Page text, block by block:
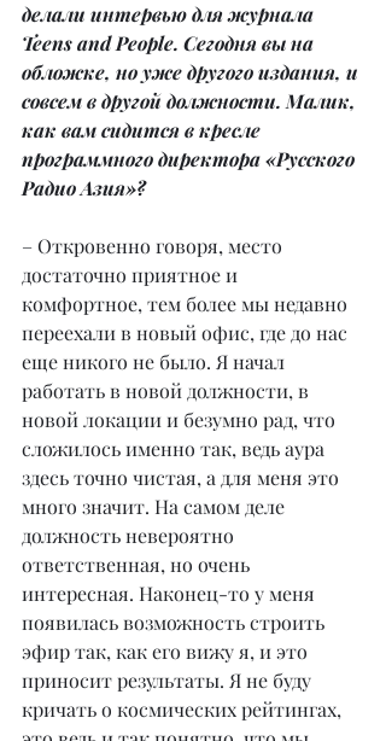
делали интервью для журнала
Teens and People. Сегодня вы на
обложке, но уже другого издания, и
совсем в другой должности. Малик,
как вам сидится в кресле
программного директора «Русского
Радио Азия»?
– Откровенно говоря, место
достаточно приятное и
комфортное, тем более мы недавно
переехали в новый офис, где до нас
еще никого не было. Я начал
работать в новой должности, в
новой локации и безумно рад, что
сложилось именно так, ведь аура
здесь точно чистая, а для меня это
много значит. На самом деле
должность невероятно
ответственная, но очень
интересная. Наконец-то у меня
появилась возможность строить
эфир так, как его вижу я, и это
приносит результаты. Я не буду
кричать о космических рейтингах,